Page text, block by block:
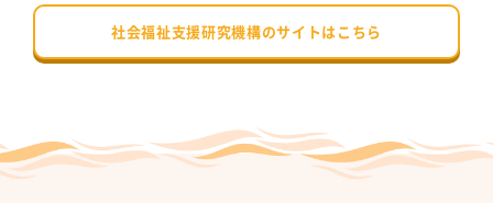
社会福祉支援研究機構のサイトはこちら